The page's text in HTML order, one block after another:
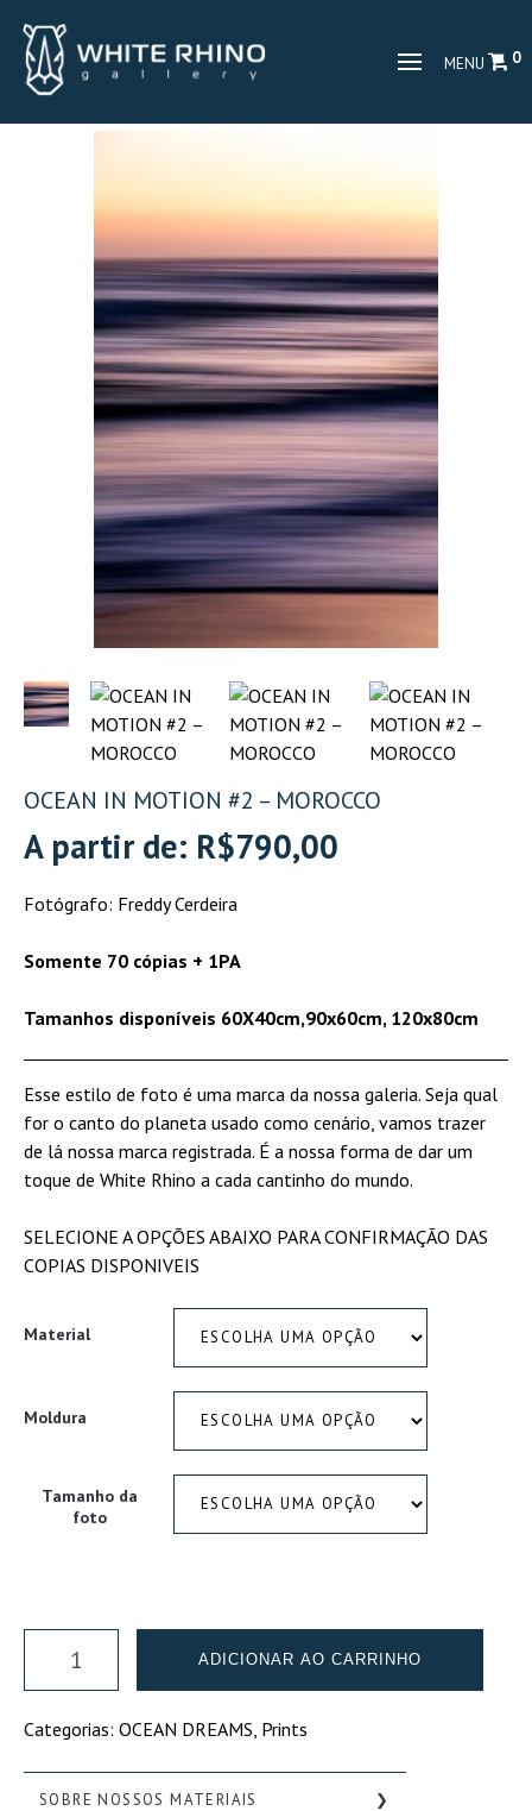
MENU 0
OCEAN IN MOTION #2 – MOROCCO
A partir de: R$790,00
Fotógrafo: Freddy Cerdeira
Somente 70 cópias + 1PA
Tamanhos disponíveis 60X40cm,90x60cm, 120x80cm
Esse estilo de foto é uma marca da nossa galeria. Seja qual
for o canto do planeta usado como cenário, vamos trazer
de lá nossa marca registrada. É a nossa forma de dar um
toque de White Rhino a cada cantinho do mundo.
SELECIONE A OPÇÕES ABAIXO PARA CONFIRMAÇÃO DAS
COPIAS DISPONIVEIS
Material
Moldura
Tamanho da
foto
OCEAN
#2
MOROCCO
ADICIONAR AO CARRINHO
Categorias: OCEAN DREAMS, Prints
SOBRE NOSSOS MATERIAIS